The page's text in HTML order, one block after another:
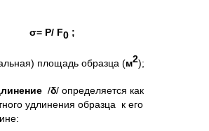
σ= P/ F0;
площадь образца (м2);
/δ/ определяется как
удлинения образца к его